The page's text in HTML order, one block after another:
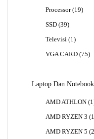
Processor 1919
SSD 3939
Televisi 11
VGA CARD 7575
Laptop Dan Notebook
AMD ATHLON 1
AMD RYZEN 3
AMD RYZEN 5